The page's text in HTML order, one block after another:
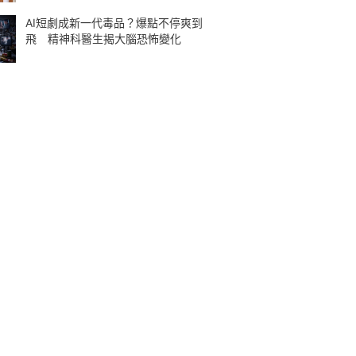
AI短劇成新一代毒品？爆點不停爽到
飛 精神科醫生揭大腦恐怖變化